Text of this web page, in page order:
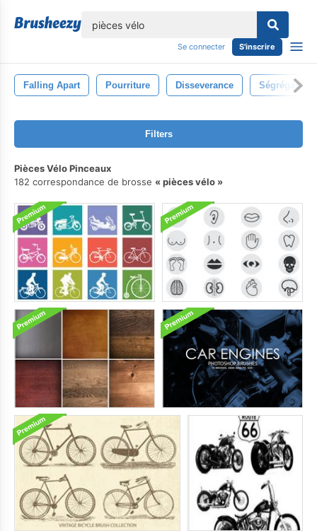
Se connecter S'inscrire
Falling Apart Pourriture Disseverance Ségrégation
Filters
Pièces Vélo Pinceaux
182 correspondance de brosse
pièces vélo